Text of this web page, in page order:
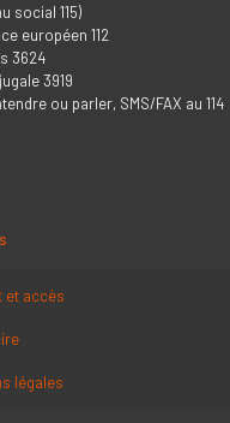
social 115)
européen 112
3624
3919
ou parler, SMS/FAX au 114
et accès
légales